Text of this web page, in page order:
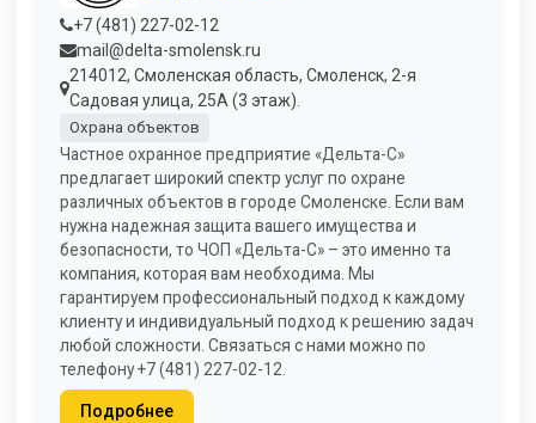
+7 (481) 227-02-12
mail@delta-smolensk.ru
214012, Смоленская область, Смоленск, 2-я
Садовая улица, 25А (3 этаж).
Охрана объектов
Частное охранное предприятие «Дельта-С»
предлагает широкий спектр услуг по охране
различных объектов в городе Смоленске. Если вам
нужна надежная защита вашего имущества и
безопасности, то ЧОП «Дельта-С» – это именно та
компания, которая вам необходима. Мы
гарантируем профессиональный подход к каждому
клиенту и индивидуальный подход к решению задач
любой сложности. Связаться с нами можно по
телефону +7 (481) 227-02-12.
Подробнее